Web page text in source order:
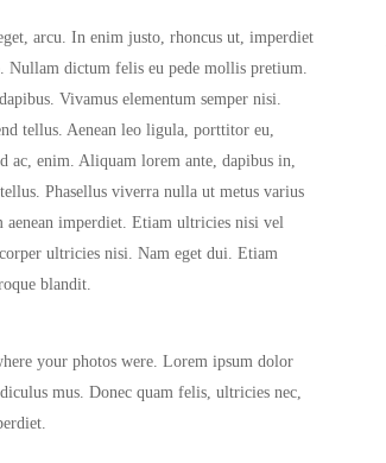
arcu. In enim justo, rhoncus ut, imperdiet
Nullam dictum felis eu pede mollis pretium.
Vivamus elementum semper nisi.
tellus. Aenean leo ligula, porttitor eu,
ac, enim. Aliquam lorem ante, dapibus in,
Phasellus viverra nulla ut metus varius
aenean imperdiet. Etiam ultricies nisi vel
ultricies nisi. Nam eget dui. Etiam
blandit.
your photos were. Lorem ipsum dolor
mus. Donec quam felis, ultricies nec,